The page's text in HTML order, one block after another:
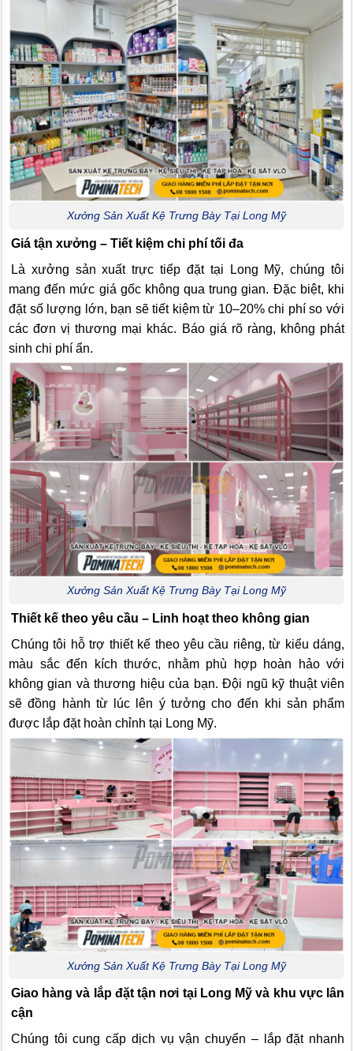
Xưởng Sản Xuất Kệ Trưng Bày Tại Long Mỹ
Giá tận xưởng – Tiết kiệm chi phí tối đa
Là xưởng sản xuất trực tiếp đặt tại Long Mỹ, chúng tôi
mang đến mức giá gốc không qua trung gian. Đặc biệt, khi
đặt số lượng lớn, bạn sẽ tiết kiệm từ 10–20% chi phí so với
các đơn vị thương mại khác. Báo giá rõ ràng, không phát
sinh chi phí ẩn.
Xưởng Sản Xuất Kệ Trưng Bày Tại Long Mỹ
Thiết kế theo yêu cầu – Linh hoạt theo không gian
Chúng tôi hỗ trợ thiết kế theo yêu cầu riêng, từ kiểu dáng,
màu sắc đến kích thước, nhằm phù hợp hoàn hảo với
không gian và thương hiệu của bạn. Đội ngũ kỹ thuật viên
sẽ đồng hành từ lúc lên ý tưởng cho đến khi sản phẩm
được lắp đặt hoàn chỉnh tại Long Mỹ.
Xưởng Sản Xuất Kệ Trưng Bày Tại Long Mỹ
Giao hàng và lắp đặt tận nơi tại Long Mỹ và khu vực lân
cận
Chúng tôi cung cấp dịch vụ vận chuyển – lắp đặt nhanh